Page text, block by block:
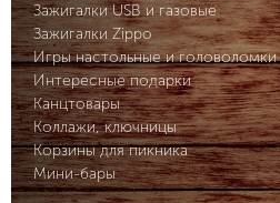
Зажигалки USB и газовые
Зажигалки Zippo
Игры настольные и головоломки
Интересные подарки
Канцтовары
Коллажи, ключницы
Корзины для пикника
Мини-бары